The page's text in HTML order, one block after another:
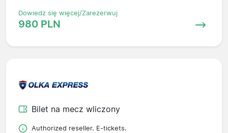
Dowiedz się więcej/Zarezerwuj
980 PLN
Bilet na mecz wliczony
Authorized reseller. E-tickets.